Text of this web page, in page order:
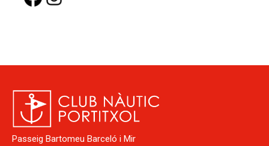
Passeig Bartomeu Barceló i Mir